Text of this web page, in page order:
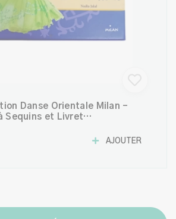
Danse Orientale Milan –
Sequins et Livret
AJOUTER